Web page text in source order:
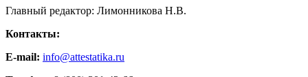
Главный редактор: Лимонникова Н.В.
Контакты:
E-mail: info@attestatika.ru